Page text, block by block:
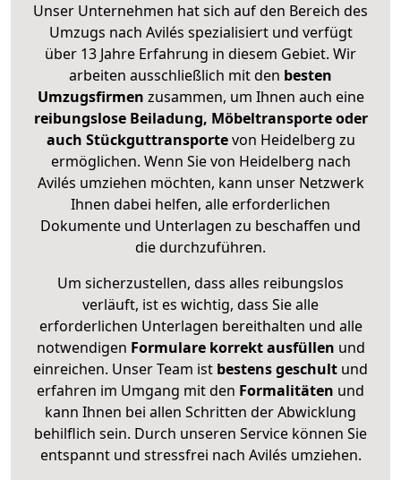
Unser Unternehmen hat sich auf den Bereich des
Umzugs nach Avilés spezialisiert und verfügt
über 13 Jahre Erfahrung in diesem Gebiet. Wir
arbeiten ausschließlich mit den besten
Umzugsfirmen zusammen, um Ihnen auch eine
reibungslose Beiladung, Möbeltransporte oder
auch Stückguttransportevon Heidelberg zu
ermöglichen. Wenn Sie von Heidelberg nach
Avilés umziehen möchten, kann unser Netzwerk
Ihnen dabei helfen, alle erforderlichen
Dokumente und Unterlagen zu beschaffen und
die durchzuführen.
Um sicherzustellen, dass alles reibungslos
verläuft, ist es wichtig, dass Sie alle
erforderlichen Unterlagen bereithalten und alle
notwendigen Formulare korrekt ausfüllen und
einreichen. Unser Team ist bestens geschult und
erfahren im Umgang mit den Formalitäten und
kann Ihnen bei allen Schritten der Abwicklung
behilflich sein. Durch unseren Service können Sie
entspannt und stressfrei nach Avilés umziehen.